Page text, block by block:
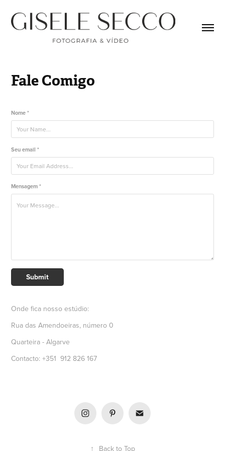
Fale Comigo
Nome *
Seu email *
Mensagem *
Submit
Onde fica nosso estúdio:
Rua das Amendoeiras, número 0
Quarteira - Algarve
Contacto: +351 912 826 167
↑ Back to Top